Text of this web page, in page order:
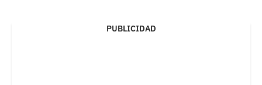
PUBLICIDAD